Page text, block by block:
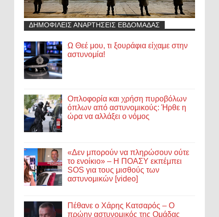
ΔΗΜΟΦΙΛΕΙΣ ΑΝΑΡΤΗΣΕΙΣ ΕΒΔΟΜΑΔΑΣ
Ω Θεέ μου, τι ξουράφια είχαμε στην
αστυνομία!
Οπλοφορία και χρήση πυροβόλων
όπλων από αστυνομικούς: Ήρθε η
ώρα να αλλάξει ο νόμος
«Δεν μπορούν να πληρώσουν ούτε
το ενοίκιο» – Η ΠΟΑΣΥ εκπέμπει
SOS για τους μισθούς των
αστυνομικών [video]
Πέθανε ο Χάρης Κατσαρός – Ο
πρώην αστυνομικός της Ομάδας